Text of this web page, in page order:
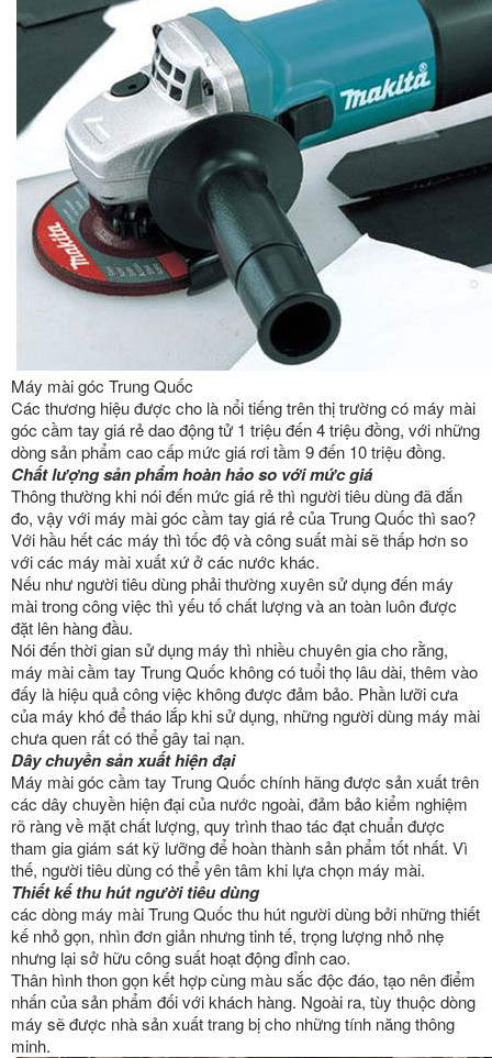
Máy mài góc Trung Quốc
Các thương hiệu được cho là nổi tiếng trên thị trường có máy mài
góc cầm tay giá rẻ dao động tử 1 triệu đến 4 triệu đồng, với những
dòng sản phẩm cao cấp mức giá rơi tầm 9 đến 10 triệu đồng.
Chất lượng sản phẩm hoàn hảo so với mức giá
Thông thường khi nói đến mức giá rẻ thì người tiêu dùng đã đắn
đo, vậy với máy mài góc cầm tay giá rẻ của Trung Quốc thì sao?
Với hầu hết các máy thì tốc độ và công suất mài sẽ thấp hơn so
với các máy mài xuất xứ ở các nước khác.
Nếu như người tiêu dùng phải thường xuyên sử dụng đến máy
mài trong công việc thì yếu tố chất lượng và an toàn luôn được
đặt lên hàng đầu.
Nói đến thời gian sử dụng máy thì nhiều chuyên gia cho rằng,
máy mài cầm tay Trung Quốc không có tuổi thọ lâu dài, thêm vào
đấy là hiệu quả công việc không được đảm bảo. Phần lưỡi cưa
của máy khó để tháo lắp khi sử dụng, những người dùng máy mài
chưa quen rất có thể gây tai nạn.
Dây chuyền sản xuất hiện đại
Máy mài góc cầm tay Trung Quốc chính hãng được sản xuất trên
các dây chuyền hiện đại của nước ngoài, đảm bảo kiểm nghiệm
rõ ràng về mặt chất lượng, quy trình thao tác đạt chuẩn được
tham gia giám sát kỹ lưỡng để hoàn thành sản phẩm tốt nhất. Vì
thế, người tiêu dùng có thể yên tâm khi lựa chọn máy mài.
Thiết kế thu hút người tiêu dùng
các dòng máy mài Trung Quốc thu hút người dùng bởi những thiết
kế nhỏ gọn, nhìn đơn giản nhưng tinh tế, trọng lượng nhỏ nhẹ
nhưng lại sở hữu công suất hoạt động đỉnh cao.
Thân hình thon gọn kết hợp cùng màu sắc độc đáo, tạo nên điểm
nhấn của sản phẩm đối với khách hàng. Ngoài ra, tùy thuộc dòng
máy sẽ được nhà sản xuất trang bị cho những tính năng thông
minh.